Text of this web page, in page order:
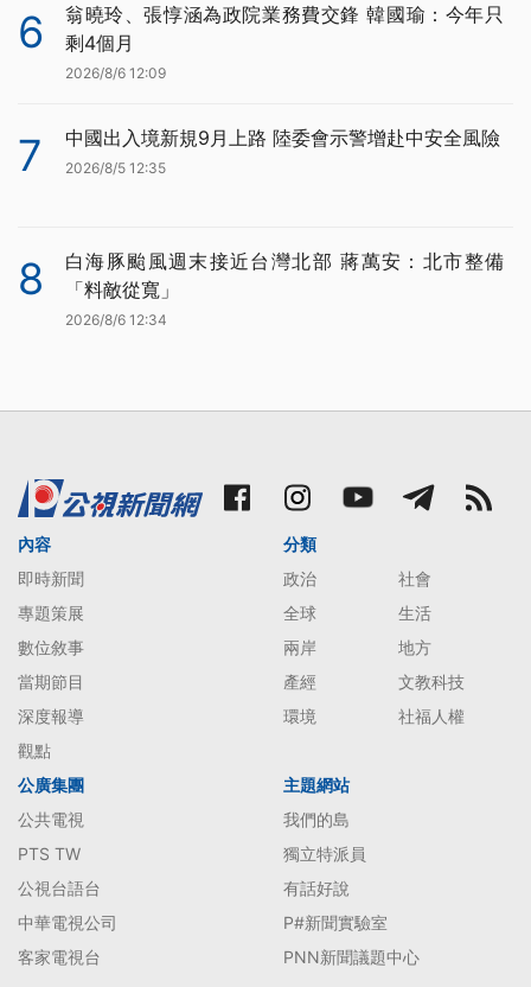
6
翁曉玲、張惇涵為政院業務費交鋒 韓國瑜：今年只
剩4個月
2026/8/6 12:09
7 中國出入境新規9月上路 陸委會示警增赴中安全風險
2026/8/5 12:35
8
白海豚颱風週末接近台灣北部 蔣萬安：北市整備
「料敵從寬」
2026/8/6 12:34
內容
即時新聞
專題策展
數位敘事
當期節目
深度報導
觀點
分類
政治
社會
全球
生活
兩岸
地方
產經
文教科技
環境
社福人權
公廣集團
公共電視
PTS TW
公視台語台
中華電視公司
客家電視台
主題網站
我們的島
獨立特派員
有話好說
P#新聞實驗室
PNN新聞議題中心